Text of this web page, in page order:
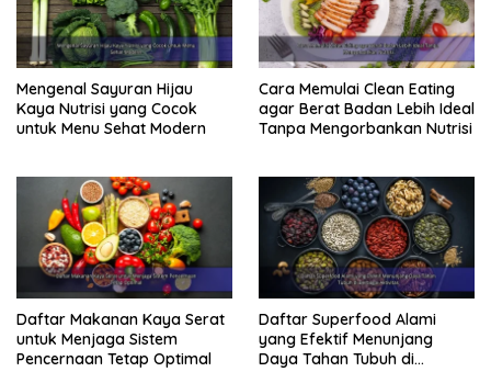
Mengenal Sayuran Hijau
Kaya Nutrisi yang Cocok
untuk Menu Sehat Modern
Cara Memulai Clean Eating
agar Berat Badan Lebih Ideal
Tanpa Mengorbankan Nutrisi
Daftar Makanan Kaya Serat
untuk Menjaga Sistem
Pencernaan Tetap Optimal
Daftar Superfood Alami
yang Efektif Menunjang
Daya Tahan Tubuh di